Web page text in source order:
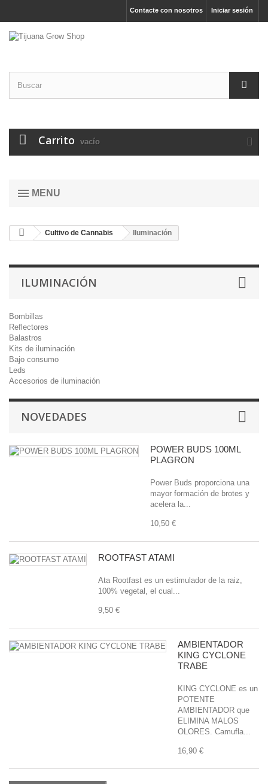
Iniciar sesión
Contacte con nosotros
Carrito vacío
MENU
Cultivo de Cannabis Iluminación
ILUMINACIÓN
Bombillas
Reflectores
Balastros
Kits de iluminación
Bajo consumo
Leds
Accesorios de iluminación
NOVEDADES
POWER BUDS 100ML
PLAGRON
Power Buds proporciona una
mayor formación de brotes y
acelera la...
10,50 €
ROOTFAST ATAMI
Ata Rootfast es un estimulador de la raiz,
100% vegetal, el cual...
9,50 €
AMBIENTADOR
KING CYCLONE
TRABE
KING CYCLONE es un
POTENTE
AMBIENTADOR que
ELIMINA MALOS
OLORES. Camufla...
16,90 €